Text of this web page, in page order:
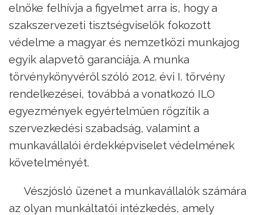
elnöke felhívja a figyelmet arra is, hogy a
szakszervezeti tisztségviselők fokozott
védelme a magyar és nemzetközi munkajog
egyik alapvető garanciája. A munka
törvénykönyvéről szóló 2012. évi I. törvény
rendelkezései, továbbá a vonatkozó ILO
egyezmények egyértelműen rögzítik a
szervezkedési szabadság, valamint a
munkavállalói érdekképviselet védelmének
követelményét.
Vészjósló üzenet a munkavállalók számára
az olyan munkáltatói intézkedés, amely